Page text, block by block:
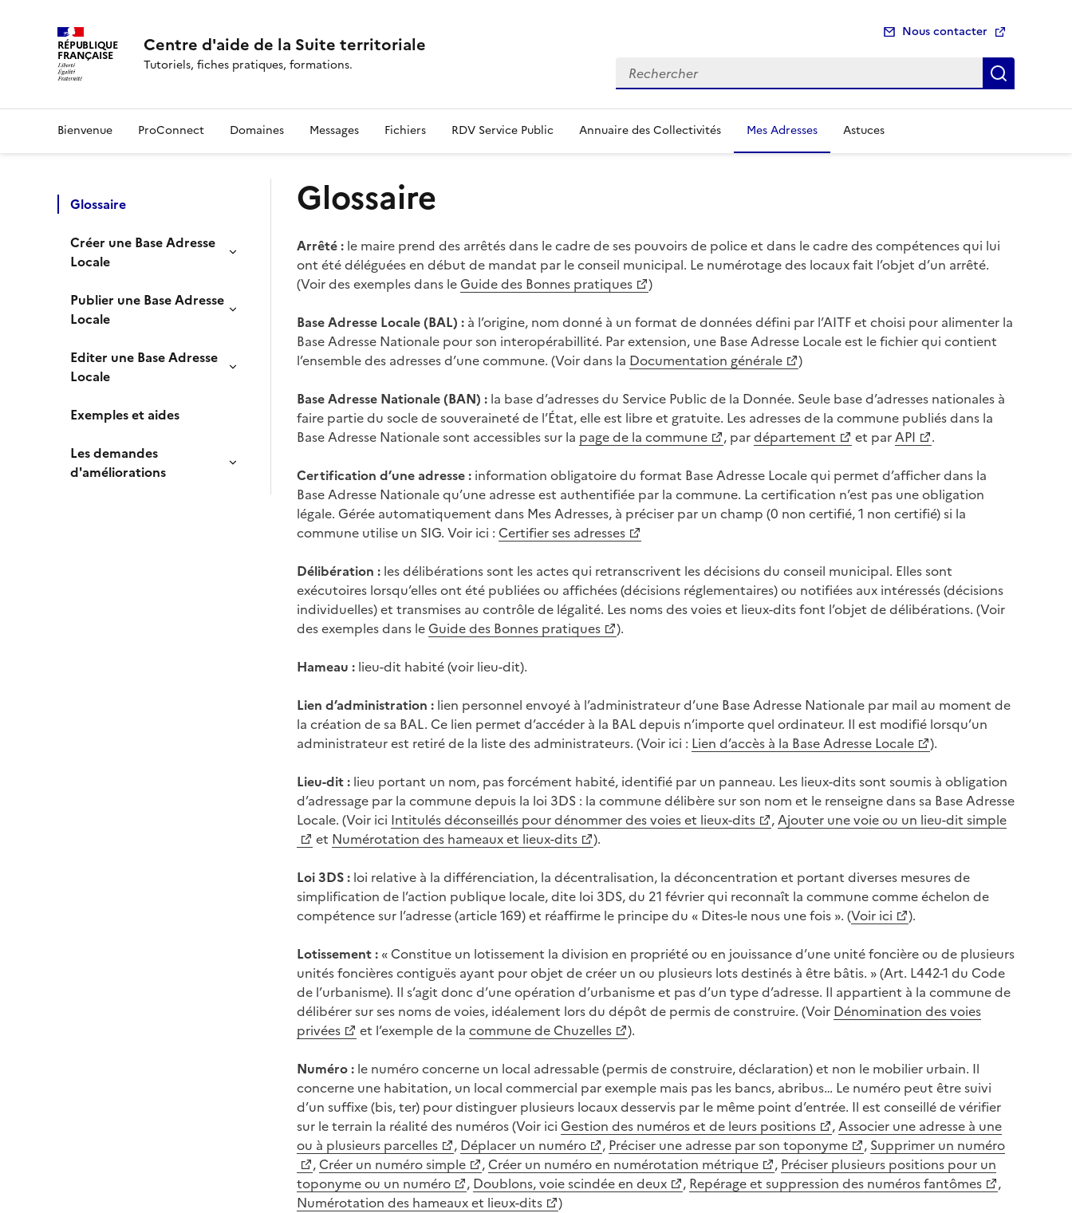
RÉPUBLIQUE
FRANÇAISE Centre d'aide de la Suite territoriale
Tutoriels, fiches pratiques, formations.
Nous contacter
Rechercher
Bienvenue ProConnect Domaines Messages Fichiers RDV Service Public Annuaire des Collectivités Mes Adresses Astuces
Glossaire
Créer une Base Adresse
Locale
Publier une Base Adresse
Locale
Editer une Base Adresse
Locale
Exemples et aides
Les demandes
d'améliorations
Glossaire
Arrêté : le maire prend des arrêtés dans le cadre de ses pouvoirs de police et dans le cadre des compétences qui lui
ont été déléguées en début de mandat par le conseil municipal. Le numérotage des locaux fait l’objet d’un arrêté.
(Voir des exemples dans leGuide des Bonnes pratiques
)
Base Adresse Locale (BAL) : à l’origine, nom donné à un format de données défini par l’AITF et choisi pour alimenter la
Base Adresse Nationale pour son interopérabillité. Par extension, une Base Adresse Locale est le fichier qui contient
l’ensemble des adresses d’une commune. (Voir dans la Documentation générale
)
Base Adresse Nationale (BAN) : la base d’adresses du Service Public de la Donnée. Seule base d’adresses nationales à
faire partie du socle de souveraineté de l’État, elle est libre et gratuite. Les adresses de la commune publiés dans la
Base Adresse Nationale sont accessibles sur la page de la commune , pardépartement et parAPI
.
Certification d’une adresse : information obligatoire du format Base Adresse Locale qui permet d’afficher dans la
Base Adresse Nationale qu’une adresse est authentifiée par la commune. La certification n’est pas une obligation
légale. Gérée automatiquement dans Mes Adresses, à préciser par un champ (0 non certifié, 1 non certifié) si la
commune utilise un SIG. Voir ici : Certifier ses adresses
Délibération : les délibérations sont les actes qui retranscrivent les décisions du conseil municipal. Elles sont
exécutoires lorsqu’elles ont été publiées ou affichées (décisions réglementaires) ou notifiées aux intéressés (décisions
individuelles) et transmises au contrôle de légalité. Les noms des voies et lieux-dits font l’objet de délibérations. (Voir
des exemples dans leGuide des Bonnes pratiques
).
Hameau : lieu-dit habité (voir lieu-dit).
Lien d’administration : lien personnel envoyé à l’administrateur d’une Base Adresse Nationale par mail au moment de
la création de sa BAL. Ce lien permet d’accéder à la BAL depuis n’importe quel ordinateur. Il est modifié lorsqu’un
administrateur est retiré de la liste des administrateurs. (Voir ici : Lien d’accès à la Base Adresse Locale
).
Lieu-dit : lieu portant un nom, pas forcément habité, identifié par un panneau. Les lieux-dits sont soumis à obligation
d’adressage par la commune depuis la loi 3DS : la commune délibère sur son nom et le renseigne dans sa Base Adresse
Locale. (Voir ici Intitulés déconseillés pour dénommer des voies et lieux-dits ,Ajouter une voie ou un lieu-dit simple
et Numérotation des hameaux et lieux-dits
).
Loi 3DS : loi relative à la différenciation, la décentralisation, la déconcentration et portant diverses mesures de
simplification de l’action publique locale, dite loi 3DS, du 21 février qui reconnaît la commune comme échelon de
compétence sur l’adresse (article 169) et réaffirme le principe du « Dites-le nous une fois ». (Voir ici
).
Lotissement : « Constitue un lotissement la division en propriété ou en jouissance d’une unité foncière ou de plusieurs
unités foncières contiguës ayant pour objet de créer un ou plusieurs lots destinés à être bâtis. » (Art. L442-1 du Code
de l’urbanisme). Il s’agit donc d’une opération d’urbanisme et pas d’un type d’adresse. Il appartient à la commune de
délibérer sur ses noms de voies, idéalement lors du dépôt de permis de construire. (Voir Dénomination des voies
privées
et l’exemple de la commune de Chuzelles
).
Numéro : le numéro concerne un local adressable (permis de construire, déclaration) et non le mobilier urbain. Il
concerne une habitation, un local commercial par exemple mais pas les bancs, abribus… Le numéro peut être suivi
d’un suffixe (bis, ter) pour distinguer plusieurs locaux desservis par le même point d’entrée. Il est conseillé de vérifier
sur le terrain la réalité des numéros (Voir ici Gestion des numéros et de leurs positions ,Associer une adresse à une
ou à plusieurs parcelles
, Déplacer un numéro , Préciser une adresse par son toponyme , Supprimer un numéro
, Créer un numéro simple , Créer un numéro en numérotation métrique , Préciser plusieurs positions pour un
toponyme ou un numéro
, Doublons, voie scindée en deux , Repérage et suppression des numéros fantômes
,
Numérotation des hameaux et lieux-dits
)